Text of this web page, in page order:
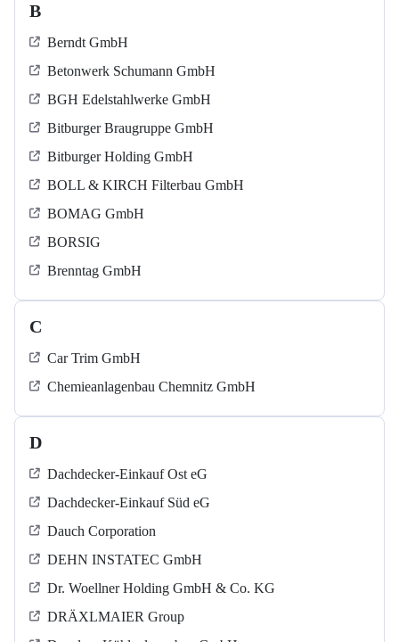
B
Berndt GmbH
Betonwerk Schumann GmbH
BGH Edelstahlwerke GmbH
Bitburger Braugruppe GmbH
Bitburger Holding GmbH
BOLL & KIRCH Filterbau GmbH
BOMAG GmbH
BORSIG
Brenntag GmbH
C
Car Trim GmbH
Chemieanlagenbau Chemnitz GmbH
D
Dachdecker-Einkauf Ost eG
Dachdecker-Einkauf Süd eG
Dauch Corporation
DEHN INSTATEC GmbH
Dr. Woellner Holding GmbH & Co. KG
DRÄXLMAIER Group